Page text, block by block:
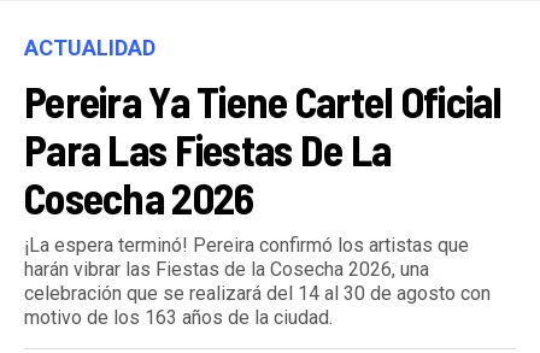
ACTUALIDAD
Pereira Ya Tiene Cartel Oficial
Para Las Fiestas De La
Cosecha 2026
¡La espera terminó! Pereira confirmó los artistas que
harán vibrar las Fiestas de la Cosecha 2026, una
celebración que se realizará del 14 al 30 de agosto con
motivo de los 163 años de la ciudad.